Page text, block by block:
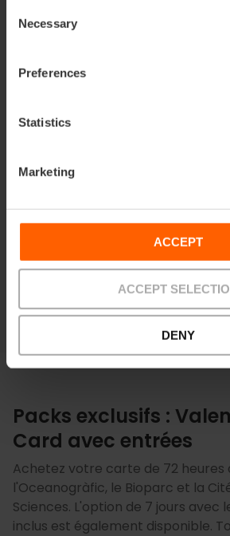
Selection
Necessary
Preferences
Statistics
Marketing
ACCEPT
ACCEPT
DENY
Valencia Tourist Card 7
10% de réduction Web
15,00 € 13,50 €
Packs exclusifs :
Card avec entrées
Achetez votre carte de 72
l'Oceanogràfic, le Bioparc et la
Sciences. L'option de 7 jours avec
inclus est également disponible.